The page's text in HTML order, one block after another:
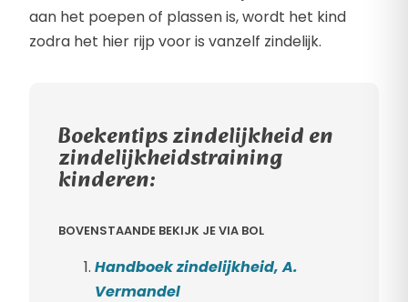
aan het poepen of plassen is, wordt het kind
zodra het hier rijp voor is vanzelf zindelijk.
Boekentips zindelijkheid en
zindelijkheidstraining
kinderen:
BOVENSTAANDE BEKIJK JE VIA BOL
Handboek zindelijkheid, A.
Vermandel